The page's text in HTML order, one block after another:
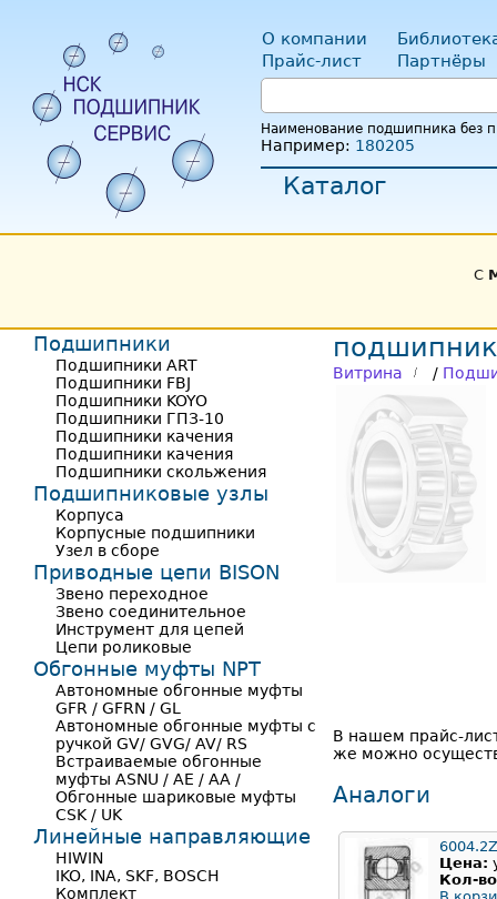
О компании
Прайс-лист
Партнёры
Наименование подшипника без
Например: 180205
Каталог
С
Витрина /
В нашем прайс-
же можно
Аналоги
6004.2Z
Цена:
Кол-
Подшипники
Подшипники ART
Подшипники FBJ
Подшипники KOYO
Подшипники ГПЗ-10
Подшипники качения
Подшипники качения
Подшипники скольжения
Подшипниковые узлы
Корпуса
Корпусные подшипники
Узел в сборе
Приводные цепи BISON
Звено переходное
Звено соединительное
Инструмент для цепей
Цепи роликовые
Обгонные муфты NPT
Автономные обгонные муфты
GFR / GFRN / GL
Автономные обгонные муфты с
ручкой GV/ GVG/ AV/ RS
Встраиваемые обгонные
муфты ASNU / AE / AA /
Обгонные шариковые муфты
CSK / UK
Линейные направляющие
HIWIN
IKO, INA, SKF, BOSCH
Комплект